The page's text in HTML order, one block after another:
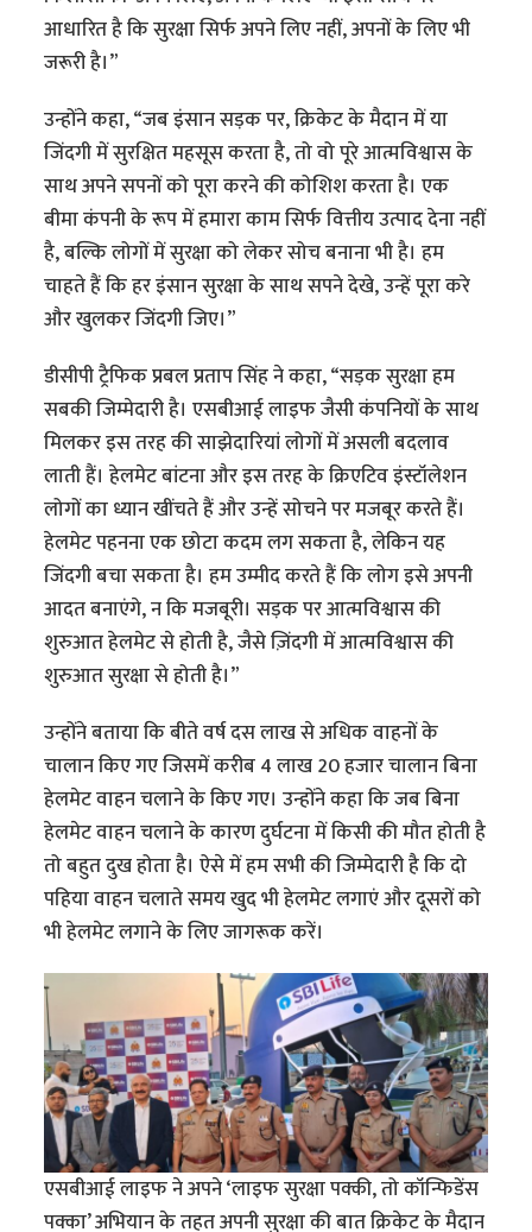
आधारित है कि सुरक्षा सिर्फ अपने लिए नहीं, अपनों के लिए भी
जरूरी है।”
उन्होंने कहा, “जब इंसान सड़क पर, क्रिकेट के मैदान में या
जिंदगी में सुरक्षित महसूस करता है, तो वो पूरे आत्मविश्वास के
साथ अपने सपनों को पूरा करने की कोशिश करता है। एक
बीमा कंपनी के रूप में हमारा काम सिर्फ वित्तीय उत्पाद देना नहीं
है, बल्कि लोगों में सुरक्षा को लेकर सोच बनाना भी है। हम
चाहते हैं कि हर इंसान सुरक्षा के साथ सपने देखे, उन्हें पूरा करे
और खुलकर जिंदगी जिए।”
डीसीपी ट्रैफिक प्रबल प्रताप सिंह ने कहा, “सड़क सुरक्षा हम
सबकी ज‌िम्मेदारी है। एसबीआई लाइफ जैसी कंपनियों के साथ
मिलकर इस तरह की साझेदारियां लोगों में असली बदलाव
लाती हैं। हेलमेट बांटना और इस तरह के क्रिएटिव इंस्टॉलेशन
लोगों का ध्यान खींचते हैं और उन्हें सोचने पर मजबूर करते हैं।
हेलमेट पहनना एक छोटा कदम लग सकता है, लेकिन यह
जिंदगी बचा सकता है। हम उम्मीद करते हैं कि लोग इसे अपनी
आदत बनाएंगे, न कि मजबूरी। सड़क पर आत्मविश्वास की
शुरुआत हेलमेट से होती है, जैसे ज़िंदगी में आत्मविश्वास की
शुरुआत सुरक्षा से होती है।”
उन्होंने बताया कि बीते वर्ष दस लाख से अधिक वाहनों के
चालान किए गए जिसमें करीब 4 लाख 20 हजार चालान बिना
हेलमेट वाहन चलाने के किए गए। उन्होंने कहा कि जब बिना
हेलमेट वाहन चलाने के कारण दुर्घटना में किसी की मौत होती है
तो बहुत दुख होता है। ऐसे में हम सभी की जिम्मेदारी है कि दो
पहिया वाहन चलाते समय खुद भी हेलमेट लगाएं और दूसरों को
भी हेलमेट लगाने के लिए जागरूक करें।
एसबीआई लाइफ ने अपने ‘लाइफ सुरक्षा पक्की, तो कॉन्फिडेंस
पक्का’ अभियान के तहत अपनी सुरक्षा की बात क्रिकेट के मैदान